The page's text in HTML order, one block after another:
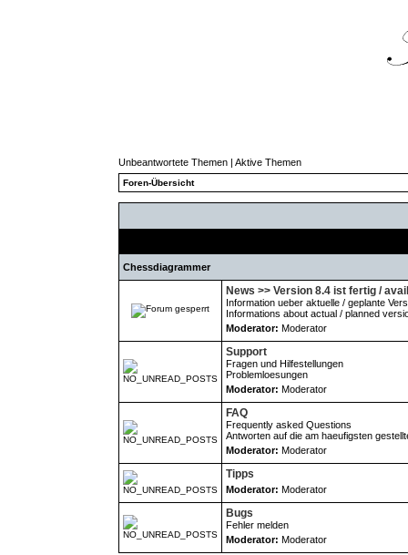
Unbeantwortete Themen | Aktive Themen
Foren-Übersicht
Chessdiagrammer
News >> Version 8.4 ist fertig /
Information ueber aktuelle / geplante
Informations about actual / planned
Moderator: Moderator
Support
Fragen und Hilfestellungen
Problemloesungen
Moderator: Moderator
FAQ
Frequently asked Questions
Antworten auf die am haeufigsten
Moderator: Moderator
Tipps
Moderator: Moderator
Bugs
Fehler melden
Moderator: Moderator